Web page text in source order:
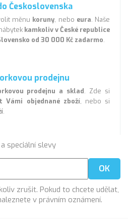
Československa
měnu koruny, nebo eura. Naše
kamkoliv v České republice
od 30 000 Kč zadarmo.
prodejnu
prodejnu a sklad. Zde si
Vámi objednané zboží, nebo si
.
speciální slevy
zrušit. Pokud to chcete udělat,
v právním oznámení.